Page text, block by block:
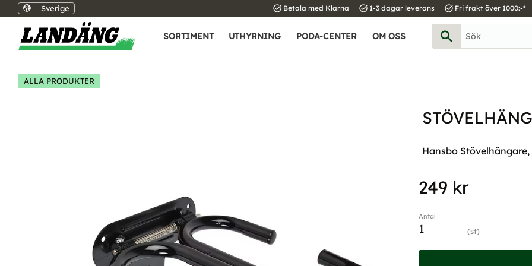
Sverige task_alt Betala med Klarna task_alt 1-3 dagar leverans task_alt Fri frakt över 1000:-*
SORTIMENT UTHYRNING PODA-CENTER OM OSS
ALLA PRODUKTER
Hansbo Stövelhängare,
249 kr
Antal
st